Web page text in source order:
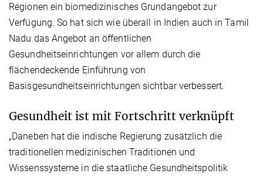
Regionen ein biomedizinisches Grundangebot zur
Verfügung. So hat sich wie überall in Indien auch in Tamil
Nadu das Angebot an öffentlichen
Gesundheitseinrichtungen vor allem durch die
flächendeckende Einführung von
Basisgesundheitseinrichtungen sichtbar verbessert.
Gesundheit ist mit Fortschritt verknüpft
„Daneben hat die indische Regierung zusätzlich die
traditionellen medizinischen Traditionen und
Wissenssysteme in die staatliche Gesundheitspolitik